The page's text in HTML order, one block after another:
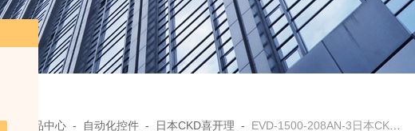
- 产品中心 - 自动化控件 - 日本CKD喜开理 - EVD-1500-208AN-3日本CKD 数字电空调节器